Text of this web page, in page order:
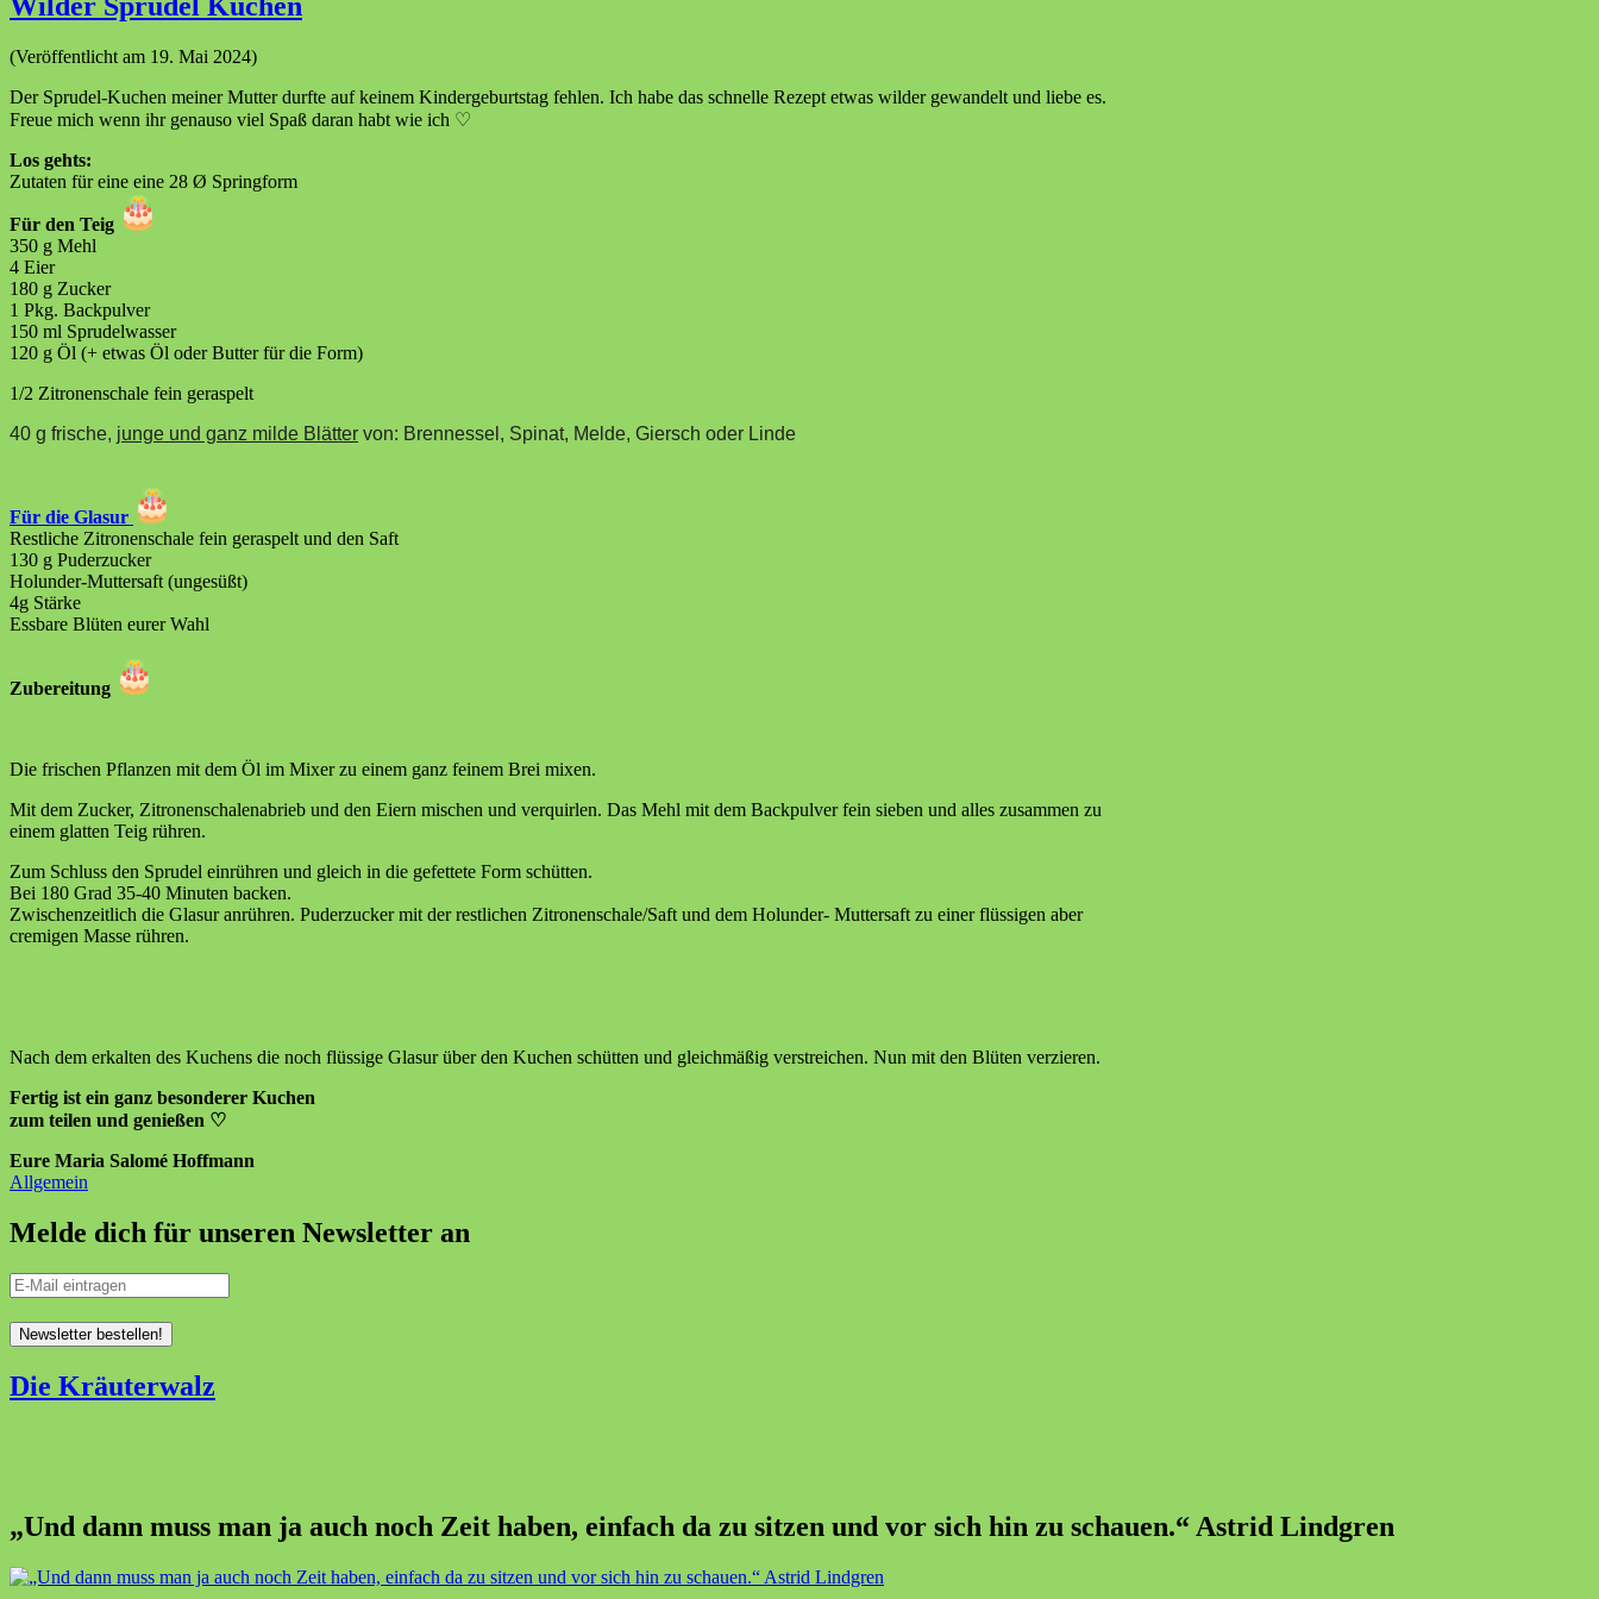
(Veröffentlicht am 19. Mai 2024)
Der Sprudel-Kuchen meiner Mutter durfte auf keinem Kindergeburtstag fehlen. Ich habe das schnelle Rezept etwas wilder gewandelt und liebe es.
Freue mich wenn ihr genauso viel Spaß daran habt wie ich ♡
Los gehts:
Zutaten für eine eine 28 Ø Springform
Für den Teig
350 g Mehl
4 Eier
180 g Zucker
1 Pkg. Backpulver
150 ml Sprudelwasser
120 g Öl (+ etwas Öl oder Butter für die Form)
1/2 Zitronenschale fein geraspelt
40 g frische, junge und ganz milde Blätter von: Brennessel, Spinat, Melde, Giersch oder Linde
Für die Glasur
Restliche Zitronenschale fein geraspelt und den Saft
130 g Puderzucker
Holunder-Muttersaft (ungesüßt)
4g Stärke
Essbare Blüten eurer Wahl
Zubereitung
Die frischen Pflanzen mit dem Öl im Mixer zu einem ganz feinem Brei mixen.
Mit dem Zucker, Zitronenschalenabrieb und den Eiern mischen und verquirlen. Das Mehl mit dem Backpulver fein sieben und alles zusammen zu
einem glatten Teig rühren.
Zum Schluss den Sprudel einrühren und gleich in die gefettete Form schütten.
Bei 180 Grad 35-40 Minuten backen.
Zwischenzeitlich die Glasur anrühren. Puderzucker mit der restlichen Zitronenschale/Saft und dem Holunder- Muttersaft zu einer flüssigen aber
cremigen Masse rühren.
Nach dem erkalten des Kuchens die noch flüssige Glasur über den Kuchen schütten und gleichmäßig verstreichen. Nun mit den Blüten verzieren.
Fertig ist ein ganz besonderer Kuchen
zum teilen und genießen ♡
Eure Maria Salomé Hoffmann
Allgemein
Melde dich für unseren Newsletter an
Die Kräuterwalz
„Und dann muss man ja auch noch Zeit haben, einfach da zu sitzen und vor sich hin zu schauen.“ Astrid Lindgren